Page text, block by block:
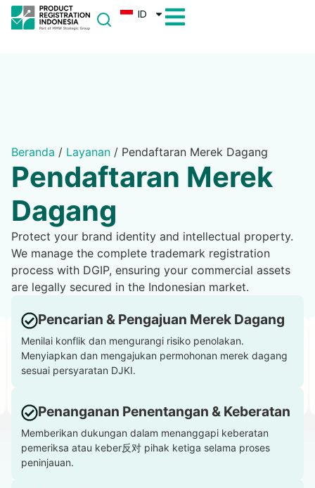
ID
Beranda / Layanan / Pendaftaran Merek Dagang
Pendaftaran Merek
Dagang
Protect your brand identity and intellectual property.
We manage the complete trademark registration
process with DGIP, ensuring your commercial assets
are legally secured in the Indonesian market.
Pencarian & Pengajuan Merek Dagang
Menilai konflik dan mengurangi risiko penolakan.
Menyiapkan dan mengajukan permohonan merek dagang
sesuai persyaratan DJKI.
Penanganan Penentangan & Keberatan
Memberikan dukungan dalam menanggapi keberatan
pemeriksa atau keber反对 pihak ketiga selama proses
peninjauan.